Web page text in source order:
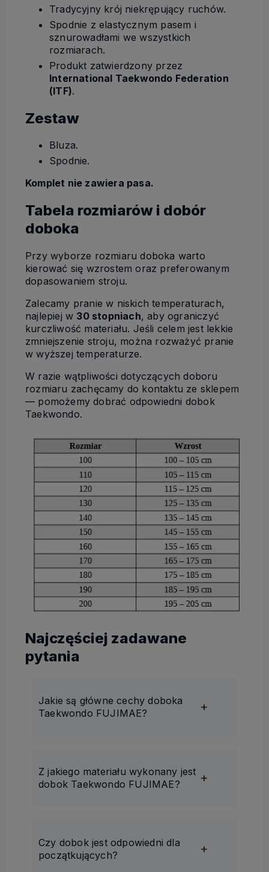
Tradycyjny krój niekrępujący ruchów.
Spodnie z elastycznym pasem i
sznurowadłami we wszystkich
rozmiarach.
Produkt zatwierdzony przez
International Taekwondo Federation
(ITF).
Zestaw
Bluza.
Spodnie.
Komplet nie zawiera pasa.
Tabela rozmiarów i dobór
doboka
Przy wyborze rozmiaru doboka warto
kierować się wzrostem oraz preferowanym
dopasowaniem stroju.
Zalecamy pranie w niskich temperaturach,
najlepiej w 30 stopniach, aby ograniczyć
kurczliwość materiału. Jeśli celem jest lekkie
zmniejszenie stroju, można rozważyć pranie
w wyższej temperaturze.
W razie wątpliwości dotyczących doboru
rozmiaru zachęcamy do kontaktu ze sklepem
— pomożemy dobrać odpowiedni dobok
Taekwondo.
Najczęściej zadawane
pytania
Jakie są główne cechy doboka
Taekwondo FUJIMAE?
Z jakiego materiału wykonany jest
dobok Taekwondo FUJIMAE?
Czy dobok jest odpowiedni dla
początkujących?